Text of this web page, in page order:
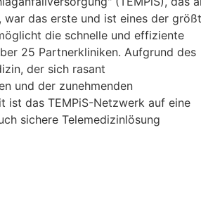
das erste und ist eines der
die schnelle und effiziente
25 Partnerkliniken. Aufgrund des
der sich rasant
und der zunehmenden
ist das TEMPiS-Netzwerk auf eine
sichere Telemedizinlösung